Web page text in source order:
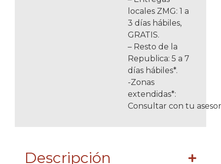
locales ZMG: 1 a
3 días hábiles,
GRATIS.
– Resto de la
Republica: 5 a 7
días hábiles*.
-Zonas
extendidas*:
Consultar con tu
Descripción